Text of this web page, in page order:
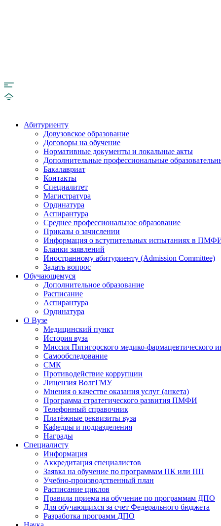
Абитуриенту
Довузовское образование
Договоры на обучение
Нормативные документы и локальные акты
Дополнительные профессиональные
Бакалавриат
Контакты
Специалитет
Магистратура
Ординатура
Аспирантура
Среднее профессиональное образование
Приказы о зачислении
Информация о вступительных испытаниях в
Бланки заявлений
Иностранному абитуриенту (Admission Committee)
Задать вопрос
Обучающемуся
Дополнительное образование
Расписание
Аспирантура
Ординатура
О Вузе
Медицинский пункт
История вуза
Миссия Пятигорского медико-фармацевтического
Самообследование
СМК
Противодействие коррупции
Лицензия ВолгГМУ
Мнения о качестве оказания услуг (анкета)
Программа стратегического развития ПМФИ
Телефонный справочник
Платёжные реквизиты вуза
Кафедры и подразделения
Награды
Специалисту
Информация
Аккредитация специалистов
Заявка на обучение по программам ПК или ПП
Учебно-производственный план
Расписание циклов
Правила приема на обучение по программам ДПО
Для обучающихся за счет Федерального бюджета
Разработка программ ДПО